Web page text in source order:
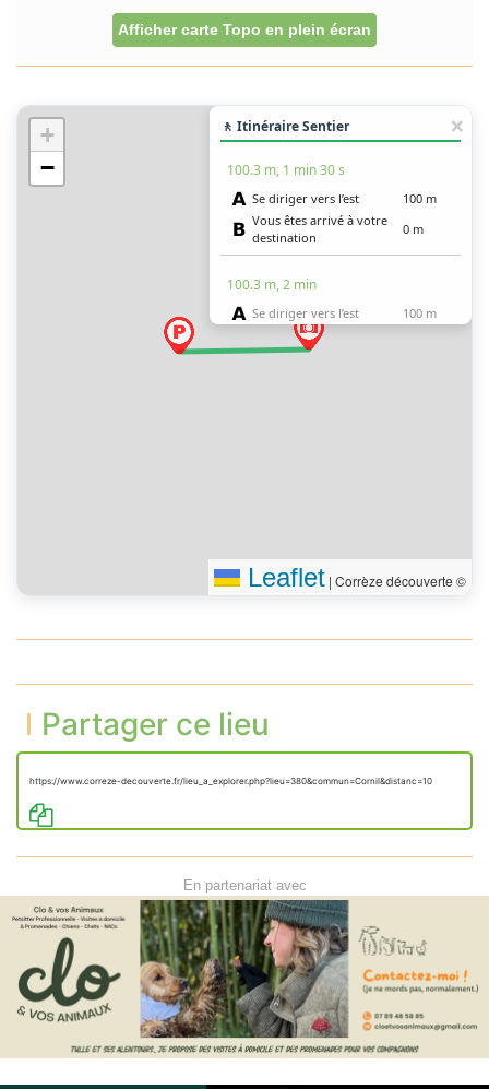
Afficher carte Topo en plein écran
+
−
🚶 Itinéraire Sentier
100.3 m, 1 min 30 s
Se diriger vers l’est
100 m
Vous êtes arrivé à votre
destination
0 m
100.3 m, 2 min
Se diriger vers l’est
100 m
Vous êtes arrivé à votre
destination
Leaflet | Corrèze découverte ©
Partager ce lieu
https://www.correze-decouverte.fr/lieu_a_explorer.php?lieu=380&commun=Cornil&distanc=10
En partenariat avec